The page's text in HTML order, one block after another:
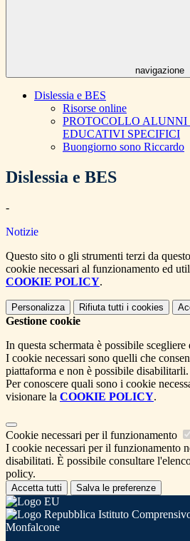
navigazione
Dislessia e BES
Risorse online
PROTOCOLLO ALUNNI
EDUCATIVI SPECIFICI
Buongiorno sono Riccardo
Dislessia e BES
-
Notizie
Questo sito o gli strumenti terzi da
cookie necessari al funzionamento ed
COOKIE POLICY.
Personalizza Rifiuta tutti i cookies
Gestione cookie
In questa schermata è possibile
I cookie necessari sono quelli che
piattaforma e non è possibile disabilitarli.
Per conoscere quali sono i cookie
visionare la COOKIE POLICY.
Cookie necessari per il funzionamento
I cookie necessari per il funzionamento
disabilitati. È possibile consultare
policy.
Accetta tutti Salva le preferenze
Istituto
Monfalcone